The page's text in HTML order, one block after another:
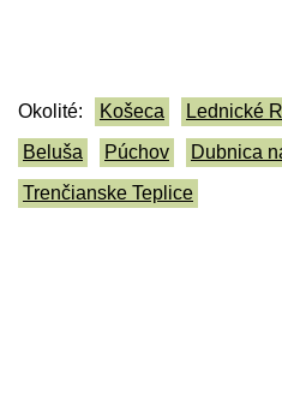
Okolité: Košeca Lednické
Beluša
Púchov Dubnica
Trenčianske Teplice